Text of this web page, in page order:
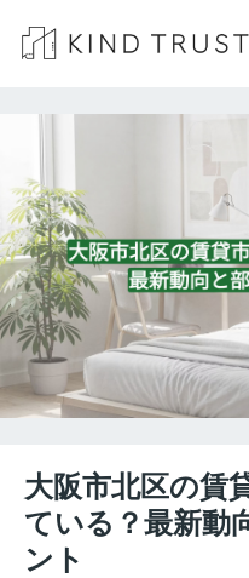
大阪市北区の賃
ている？最新動
ント